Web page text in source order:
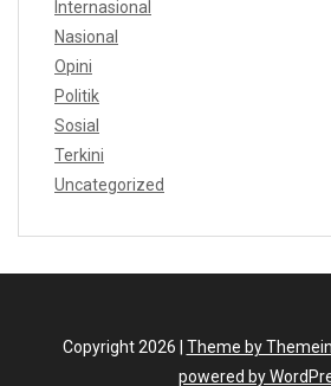
Internasional
Nasional
Opini
Politik
Sosial
Terkini
Uncategorized
Copyright 2026 | Theme by
powered by